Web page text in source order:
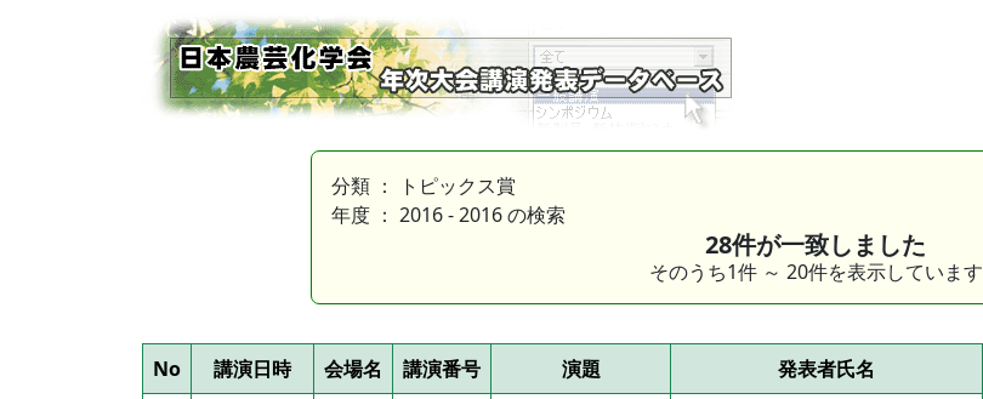
分類 ： トピックス賞
年度 ： 2016 - 2016 の検索
28件が一致しました
そのうち1件 ～ 20件を表示しています
No 講演日時 会場名 講演番号 演題 発表者氏名